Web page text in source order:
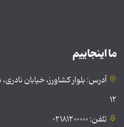
ما اینجاییم
آدرس: بلوار کشاورز، خیابان
۱۲
تلفن: ۰۲۱۸۱۲۰۰۰۰۰